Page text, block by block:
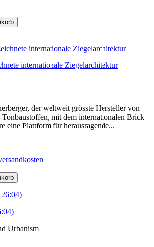
internationale Ziegelarchitektur
der weltweit grösste Hersteller von
Tonbaustoffen, mit dem internationalen Brick
eine Plattform für herausragende...
Urbanism